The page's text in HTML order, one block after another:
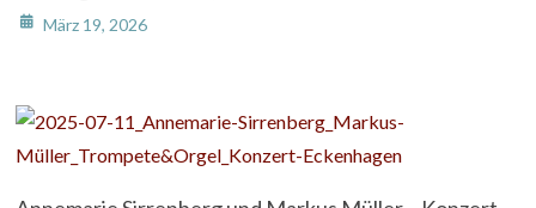
März 19, 2026